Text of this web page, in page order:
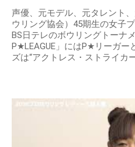
声優、元モデル、元タレント
ウリング協会）45期生の女子
BS日テレのボウリングトーナ
P★LEAGUE」にはP★リーガー
ズは“アクトレス・ストライカー